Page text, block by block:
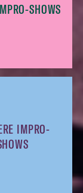
SHOWS
IMPRO-